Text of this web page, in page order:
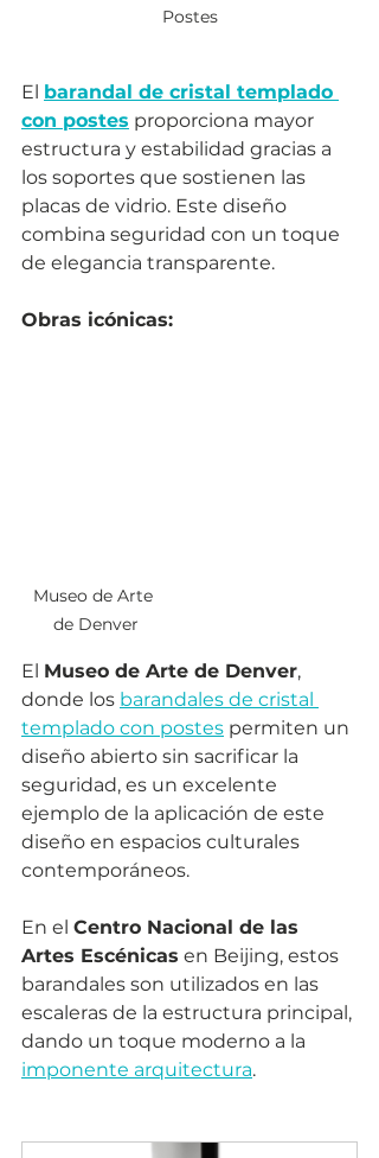
Postes
El barandal de cristal templado
con postes proporciona mayor
estructura y estabilidad gracias a
los soportes que sostienen las
placas de vidrio. Este diseño
combina seguridad con un toque
de elegancia transparente.
Obras icónicas:
Museo de Arte
de Denver
El Museo de Arte de Denver,
donde los barandales de cristal
templado con postes permiten un
diseño abierto sin sacrificar la
seguridad, es un excelente
ejemplo de la aplicación de este
diseño en espacios culturales
contemporáneos.
En el Centro Nacional de las
Artes Escénicas en Beijing, estos
barandales son utilizados en las
escaleras de la estructura principal,
dando un toque moderno a la
imponente arquitectura.